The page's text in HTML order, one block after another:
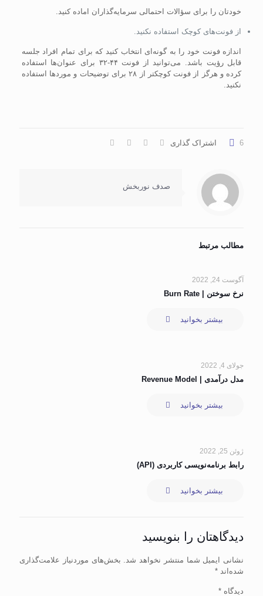
خودتان را برای سؤالات احتمالی سرمایه‌گذاران اماده کنید.
از فونت‌های کوچک استفاده نکنید.
اندازه فونت خود را به گونه‌ای انتخاب کنید که برای تمام افراد جلسه
قابل رؤیت باشد. می‌توانید از فونت ۴۴-۳۲ برای عنوان‌ها استفاده
کرده و هرگز از فونت کوچکتر از ۲۸ برای توضیحات و مورد‌ها استفاده
نکنید.
اشتراک گذاری 6
صدف نوربخش
مطالب مرتبط
آگوست 24, 2022
نرخ سوختن | Burn Rate
بیشتر بخوانید
جولای 4, 2022
مدل درآمدی | Revenue Model
بیشتر بخوانید
ژوئن 25, 2022
رابط برنامه‌نویسی کاربردی (API)
بیشتر بخوانید
دیدگاهتان را بنویسید
نشانی ایمیل شما منتشر نخواهد شد.
بخش‌های موردنیاز علامت‌گذاری
شده‌اند *
دیدگاه *